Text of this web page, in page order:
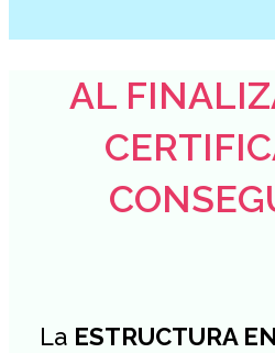
AL
La ESTRUCTURA